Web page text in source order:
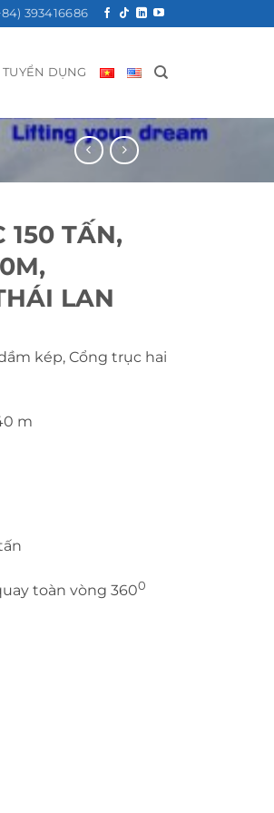
393416686
TUYỂN DỤNG
150 TẤN,
LAN
kép, Cổng trục hai
m
toàn vòng 3600